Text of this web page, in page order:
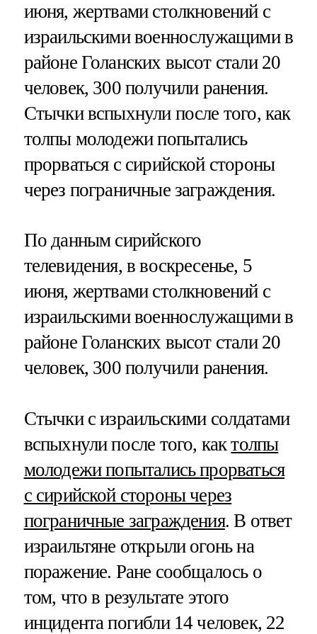
июня, жертвами столкновений с
израильскими военнослужащими в
районе Голанских высот стали 20
человек, 300 получили ранения.
Стычки вспыхнули после того, как
толпы молодежи попытались
прорваться с сирийской стороны
через пограничные заграждения.
По данным сирийского
телевидения, в воскресенье, 5
июня, жертвами столкновений с
израильскими военнослужащими в
районе Голанских высот стали 20
человек, 300 получили ранения.
Стычки с израильскими солдатами
вспыхнули после того, кактолпы
молодежи попытались прорваться
с сирийской стороны через
пограничные заграждения. В ответ
израильтяне открыли огонь на
поражение. Ране сообщалось о
том, что в результате этого
инцидента погибли 14 человек, 22